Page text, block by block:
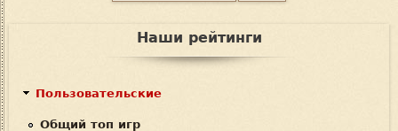
Наши рейтинги
Пользовательские
Общий топ игр